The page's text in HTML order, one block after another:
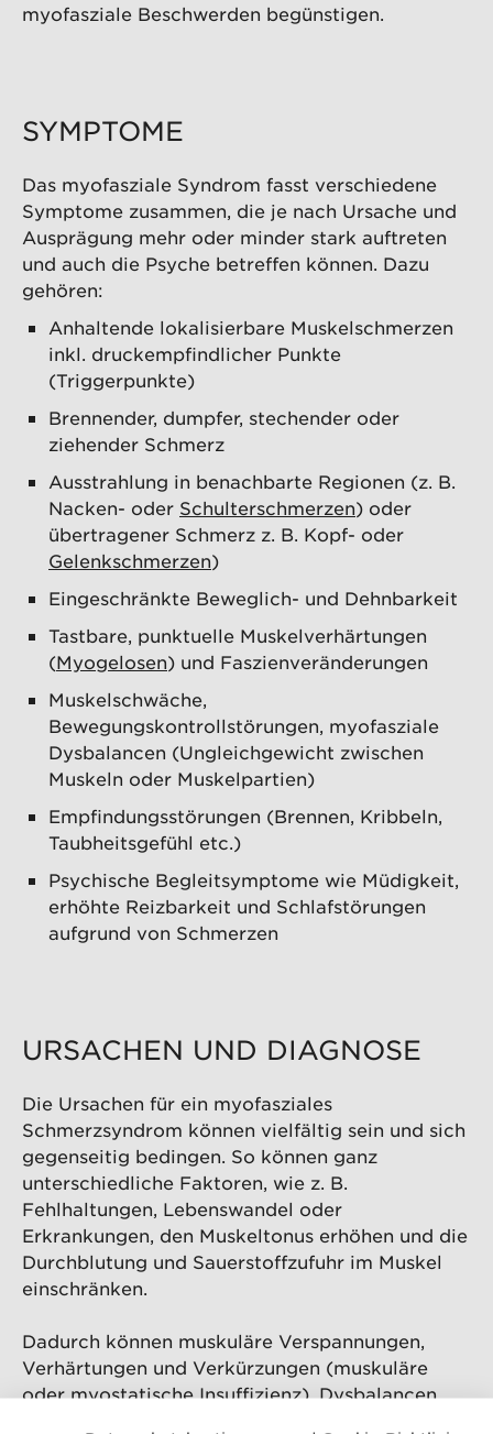
myofasziale Beschwerden begünstigen.
SYMPTOME
Das myofasziale Syndrom fasst verschiedene
Symptome zusammen, die je nach Ursache und
Ausprägung mehr oder minder stark auftreten
und auch die Psyche betreffen können. Dazu
gehören:
Anhaltende lokalisierbare Muskelschmerzen
inkl. druckempfindlicher Punkte
(Triggerpunkte)
Brennender, dumpfer, stechender oder
ziehender Schmerz
Ausstrahlung in benachbarte Regionen (z. B.
Nacken- oder Schulterschmerzen) oder
übertragener Schmerz z. B. Kopf- oder
Gelenkschmerzen)
Eingeschränkte Beweglich- und Dehnbarkeit
Tastbare, punktuelle Muskelverhärtungen
(Myogelosen) und Faszienveränderungen
Muskelschwäche,
Bewegungskontrollstörungen, myofasziale
Dysbalancen (Ungleichgewicht zwischen
Muskeln oder Muskelpartien)
Empfindungsstörungen (Brennen, Kribbeln,
Taubheitsgefühl etc.)
Psychische Begleitsymptome wie Müdigkeit,
erhöhte Reizbarkeit und Schlafstörungen
aufgrund von Schmerzen
URSACHEN UND DIAGNOSE
Die Ursachen für ein myofasziales
Schmerzsyndrom können vielfältig sein und sich
gegenseitig bedingen. So können ganz
unterschiedliche Faktoren, wie z. B.
Fehlhaltungen, Lebenswandel oder
Erkrankungen, den Muskeltonus erhöhen und die
Durchblutung und Sauerstoffzufuhr im Muskel
einschränken.
Dadurch können muskuläre Verspannungen,
Verhärtungen und Verkürzungen (muskuläre
oder myostatische Insuffizienz), Dysbalancen